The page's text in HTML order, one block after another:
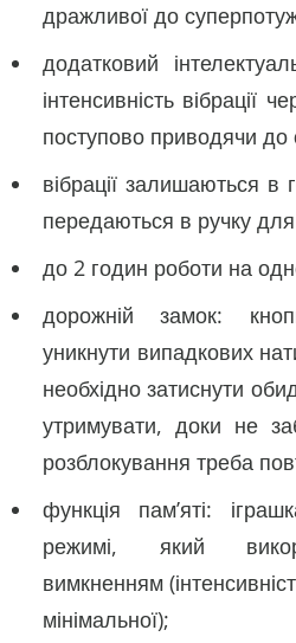
дражливої ​​до
додатковий
інтенсивність вібрації
поступово приводячи до
вібрації залишаються в
передаються в ручку
до 2 годин роботи на
дорожній замок:
уникнути випадкових
необхідно затиснути
утримувати, доки не
розблокування треба
функція пам’яті:
режимі, який
вимкненням
мінімальної);